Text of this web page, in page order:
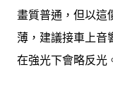
畫質普通，但以這
薄，建議接車上音
在強光下會略反光